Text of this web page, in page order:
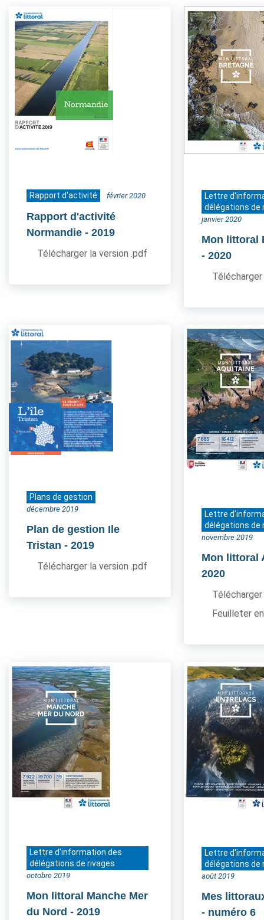
Rapport d'activité février 2020
Rapport d'activité
Normandie - 2019
Télécharger la version .pdf
Lettre
délégations de
janvier 2020
Mon littoral
- 2020
Plans de gestion
décembre 2019
Plan de gestion Ile
Tristan - 2019
Télécharger la version .pdf
Lettre
délégations de
novembre 2019
Mon littoral
2020
Feuilleter
Lettre d'information des
délégations de rivages
octobre 2019
Mon littoral Manche Mer
du Nord - 2019
Lettre
délégations de
août 2019
Mes
- numéro 6